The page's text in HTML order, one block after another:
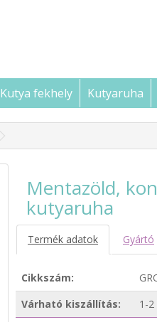
Kutya fekhely Kutyaruha
Mentazöld,
kutyaruha
Termék adatok Gyártó
Cikkszám:
Várható kiszállítás:
1-